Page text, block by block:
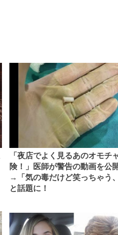
「夜店でよく見るあのオモチ
険！」医師が警告の動画を公
→「気の毒だけど笑っちゃう、
と話題に！